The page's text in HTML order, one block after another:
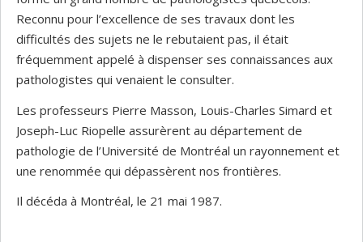
Reconnu pour l’excellence de ses travaux dont les
difficultés des sujets ne le rebutaient pas, il était
fréquemment appelé à dispenser ses connaissances aux
pathologistes qui venaient le consulter.
Les professeurs Pierre Masson, Louis-Charles Simard et
Joseph-Luc Riopelle assurèrent au département de
pathologie de l’Université de Montréal un rayonnement et
une renommée qui dépassèrent nos frontières.
Il décéda à Montréal, le 21 mai 1987.